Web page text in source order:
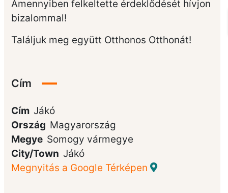
Amennyiben felkeltette érdeklődését hívjon
bizalommal!
Találjuk meg együtt Otthonos Otthonát!
Cím
Cím Jákó
Ország Magyarország
Megye Somogy vármegye
City/Town Jákó
Megnyitás a Google Térképen